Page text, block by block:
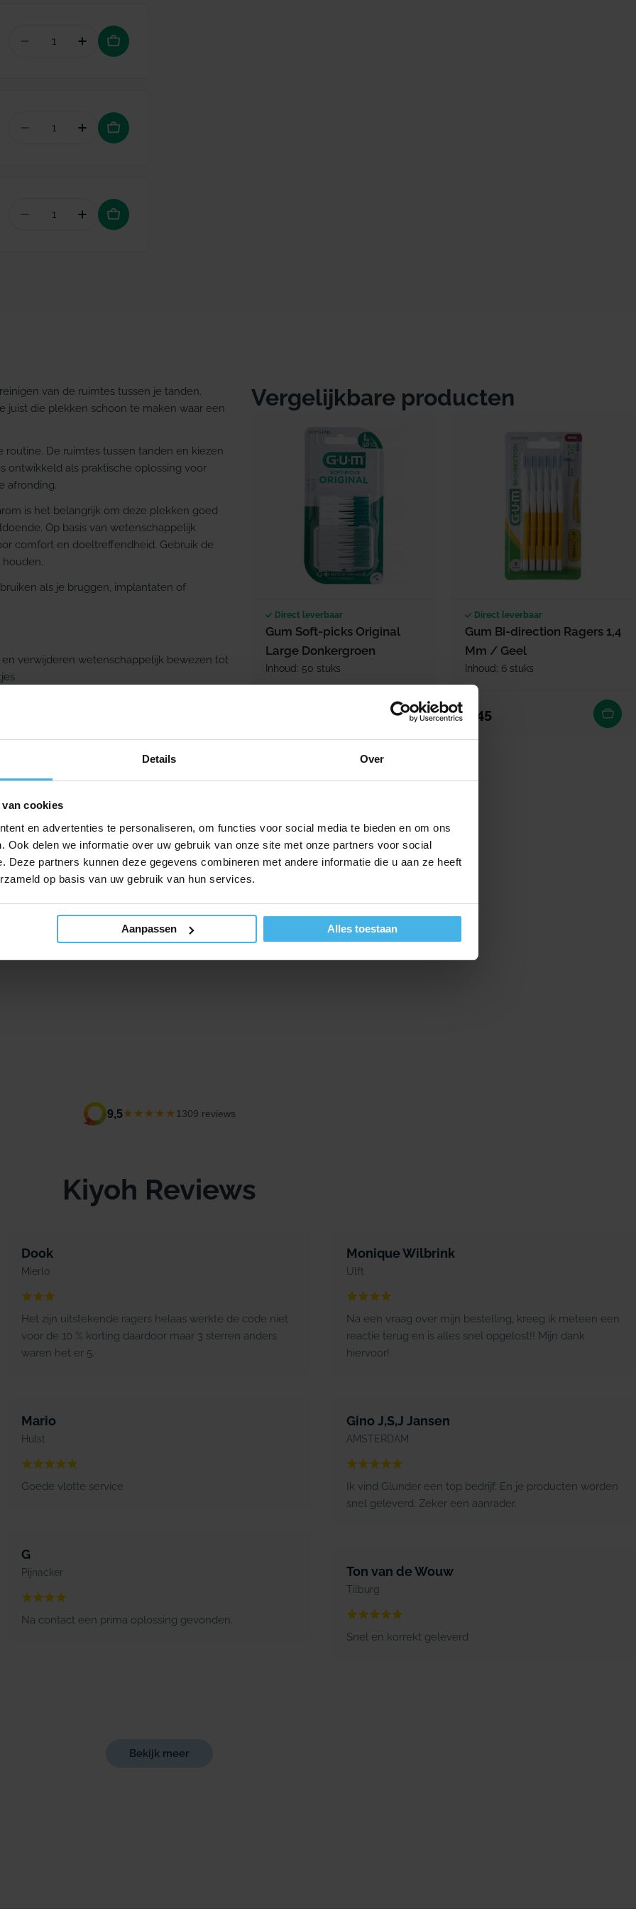
Details Over
cookies
en advertenties te personaliseren, om functies voor social media te bieden en om ons
Ook delen we informatie over uw gebruik van onze site met onze partners voor social
Deze partners kunnen deze gegevens combineren met andere informatie die u aan ze heeft
op basis van uw gebruik van hun services.
Aanpassen Alles toestaan
Aantal verminderen voor GUM Gingidex mondspoelmiddel met CPC
Hoeveelheid verhogen voor GUM Gingidex mondspoelmiddel met CPC
Aantal verminderen voor GUM Gingidex tandpasta
Hoeveelheid verhogen voor GUM Gingidex tandpasta
Aantal verminderen voor GUM SONIC Daily tandenborstel zwart met batterij
Hoeveelheid verhogen voor GUM SONIC Daily tandenborstel zwart met batterij
van de ruimtes tussen je tanden.
juist die plekken schoon te maken waar een
De ruimtes tussen tanden en kiezen
ontwikkeld als praktische oplossing voor
afronding.
is het belangrijk om deze plekken goed
Op basis van wetenschappelijk
comfort en doeltreffendheid. Gebruik de
als je bruggen, implantaten of
verwijderen wetenschappelijk bewezen tot
gebruiksmomenten
reinigen
je makkelijker bij de achterste kiezen komt
interdentale ruimtes
Vergelijkbare producten
Direct leverbaar
Gum Soft-picks Original
Large Donkergroen
Inhoud: 50 stuks
Direct leverbaar
Gum Bi-direction Ragers 1,4
Mm / Geel
Inhoud: 6 stuks
Normale prijs
4,45
9,5★★★★★1309 reviews
Kiyoh Reviews
Dook
Mierlo
Het zijn uitstekende ragers helaas werkte de code niet
voor de 10 % korting daardoor maar 3 sterren anders
waren het er 5.
Monique Wilbrink
Ulft
Na een vraag over mijn bestelling, kreeg ik meteen een
reactie terug en is alles snel opgelost!! Mijn dank
hiervoor!
Mario
Hulst
Goede vlotte service
Gino J,S,J Jansen
AMSTERDAM
Ik vind Glunder een top bedrijf. En je producten worden
snel geleverd. Zeker een aanrader.
G
Pijnacker
Na contact een prima oplossing gevonden.
Ton van de Wouw
Tilburg
Snel en korrekt geleverd
Bekijk meer